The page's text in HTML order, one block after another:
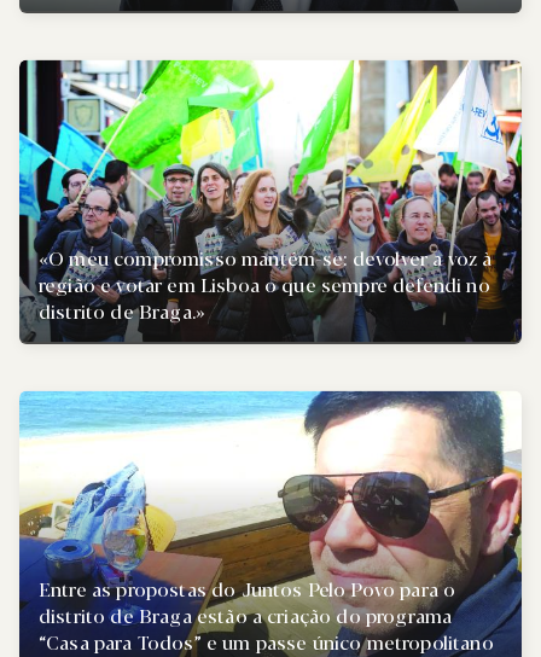
«O meu compromisso mantém-se: devolver a voz à
região e votar em Lisboa o que sempre defendi no
distrito de Braga.»
Entre as propostas do Juntos Pelo Povo para o
distrito de Braga estão a criação do programa
“Casa para Todos” e um passe único metropolitano